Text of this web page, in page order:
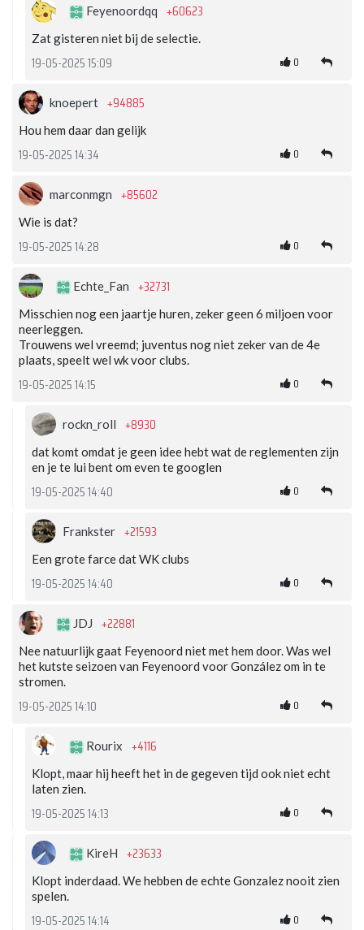
Feyenoordqq +60623
Zat gisteren niet bij de selectie.
19-05-2025 15:09 0
knoepert +94885
Hou hem daar dan gelijk
19-05-2025 14:34 0
marconmgn +85602
Wie is dat?
19-05-2025 14:28 0
Echte_Fan +32731
Misschien nog een jaartje huren, zeker geen 6 miljoen voor
neerleggen.
Trouwens wel vreemd; juventus nog niet zeker van de 4e
plaats, speelt wel wk voor clubs.
19-05-2025 14:15 0
rockn_roll +8930
dat komt omdat je geen idee hebt wat de reglementen zijn
en je te lui bent om even te googlen
19-05-2025 14:40 0
Frankster +21593
Een grote farce dat WK clubs
19-05-2025 14:40 0
JDJ +22881
Nee natuurlijk gaat Feyenoord niet met hem door. Was wel
het kutste seizoen van Feyenoord voor González om in te
stromen.
19-05-2025 14:10 0
Rourix +4116
Klopt, maar hij heeft het in de gegeven tijd ook niet echt
laten zien.
19-05-2025 14:13 0
KireH +23633
Klopt inderdaad. We hebben de echte Gonzalez nooit zien
spelen.
19-05-2025 14:14 0